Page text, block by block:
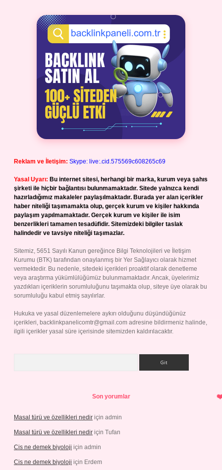
Reklam ve İletişim: Skype: live:.cid.575569c608265c69
Yasal Uyarı: Bu internet sitesi, herhangi bir marka, kurum veya şahıs
şirketi ile hiçbir bağlantısı bulunmamaktadır. Sitede yalnızca kendi
hazırladığımız makaleler paylaşılmaktadır. Burada yer alan içerikler
haber niteliği taşımamakta olup, gerçek kurum ve kişiler hakkında
paylaşım yapılmamaktadır. Gerçek kurum ve kişiler ile isim
benzerlikleri tamamen tesadüfidir. Sitemizdeki bilgiler taslak
halindedir ve tavsiye niteliği taşımazlar.
Sitemiz, 5651 Sayılı Kanun gereğince Bilgi Teknolojileri ve İletişim
Kurumu (BTK) tarafından onaylanmış bir Yer Sağlayıcı olarak hizmet
vermektedir. Bu nedenle, sitedeki içerikleri proaktif olarak denetleme
veya araştırma yükümlülüğümüz bulunmamaktadır. Ancak, üyelerimiz
yazdıkları içeriklerin sorumluluğunu taşımakta olup, siteye üye olarak bu
sorumluluğu kabul etmiş sayılırlar.
Hukuka ve yasal düzenlemelere aykırı olduğunu düşündüğünüz
içerikleri, backlinkpanelicomtr@gmail.com adresine bildirmeniz halinde,
ilgili içerikler yasal süre içerisinde sitemizden kaldırılacaktır.
Son yorumlar
Masal türü ve özellikleri nedir için admin
Masal türü ve özellikleri nedir için Tufan
Cis ne demek biyoloji için admin
Cis ne demek biyoloji için Erdem